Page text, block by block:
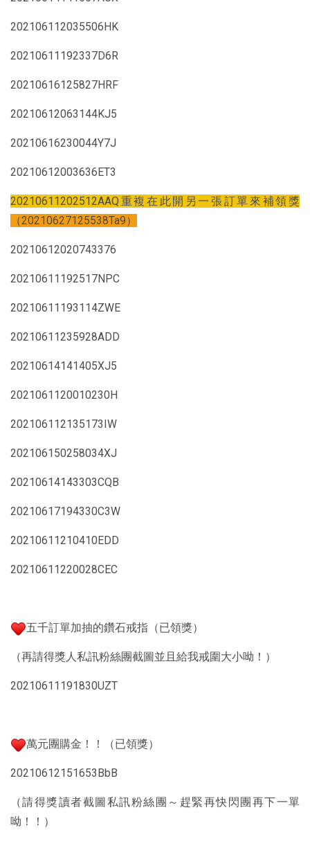
202106112035506HK
20210611192337D6R
20210616125827HRF
20210612063144KJ5
20210616230044Y7J
20210612003636ET3
20210611202512AAQ重複在此開另一張訂單來補領獎
（20210627125538Ta9）
20210612020743376
20210611192517NPC
20210611193114ZWE
20210611235928ADD
20210614141405XJ5
2021061120010230H
202106112135173IW
202106150258034XJ
20210614143303CQB
20210617194330C3W
20210611210410EDD
20210611220028CEC
五千訂單加抽的鑽石戒指（已領獎）
（再請得獎人私訊粉絲團截圖並且給我戒圍大小呦！）
20210611191830UZT
萬元團購金！！（已領獎）
20210612151653BbB
（請得獎讀者截圖私訊粉絲團～趕緊再快閃團再下一單
呦！！）